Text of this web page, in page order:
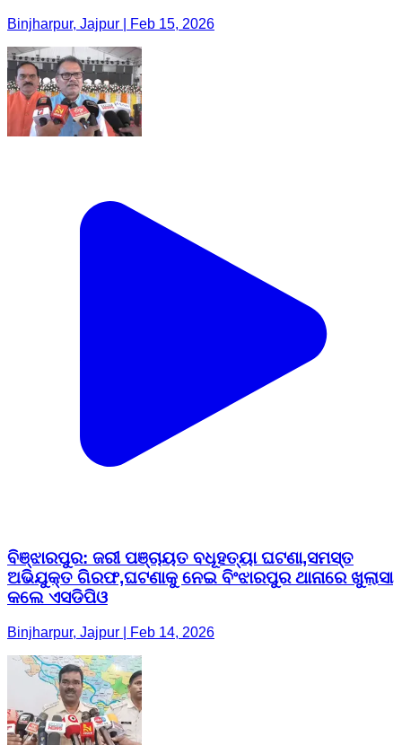
Binjharpur, Jajpur | Feb 15, 2026
ବିଞ୍ଝାରପୁର: ଜରୀ ପଞ୍ଚାୟତ ବଧୂହତ୍ୟା ଘଟଣା,ସମସ୍ତ
ଅଭିଯୁକ୍ତ ଗିରଫ,ଘଟଣାକୁ ନେଇ ବିଂଝାରପୁର ଥାନାରେ ଖୁଲାସା
କଲେ ଏସଡିପିଓ
Binjharpur, Jajpur | Feb 14, 2026